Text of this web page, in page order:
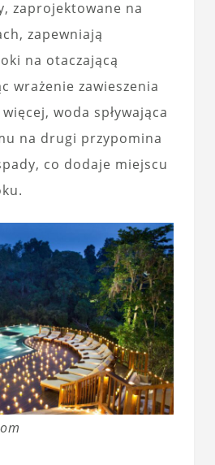
zaprojektowane na
zapewniają
na otaczającą
wrażenie zawieszenia
woda spływająca
na drugi przypomina
co dodaje miejscu